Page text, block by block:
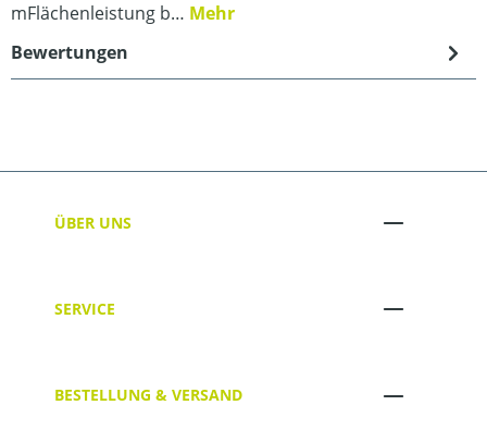
mFlächenleistung b… Mehr
Bewertungen
ÜBER UNS
SERVICE
BESTELLUNG & VERSAND